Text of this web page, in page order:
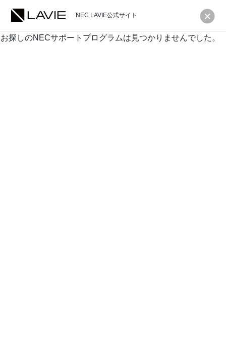
NEC LAVIE公式サイト
お探しのNECサポートプログラムは見つかりませんでした。